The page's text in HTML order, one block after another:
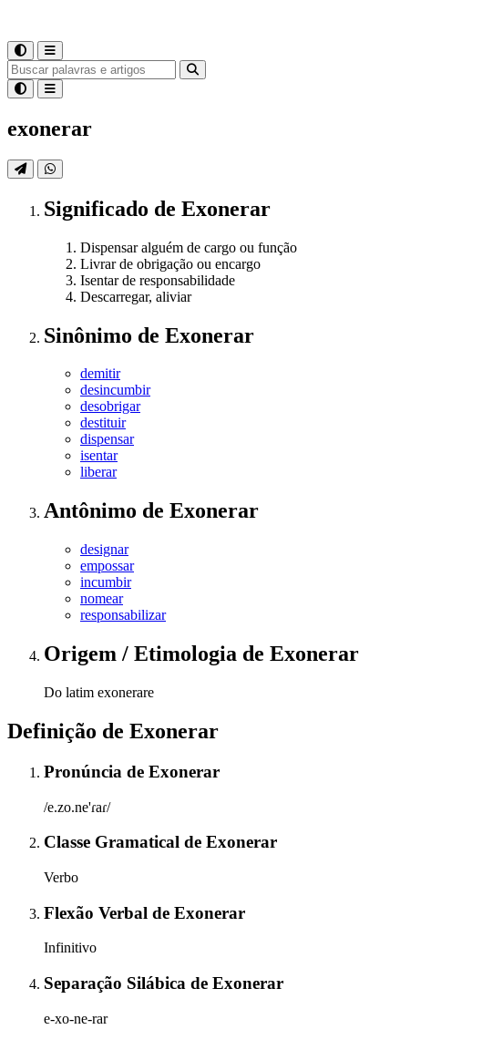
exonerar
Significado de Exonerar
Dispensar alguém de cargo ou função
Livrar de obrigação ou encargo
Isentar de responsabilidade
Descarregar, aliviar
Sinônimo de Exonerar
demitir
desincumbir
desobrigar
destituir
dispensar
isentar
liberar
Antônimo de Exonerar
designar
empossar
incumbir
nomear
responsabilizar
Origem / Etimologia de Exonerar
Do latim exonerare
Definição de Exonerar
Pronúncia de Exonerar
/e.zo.ne'ɾaɾ/
Classe Gramatical de Exonerar
Verbo
Flexão Verbal de Exonerar
Infinitivo
Separação Silábica de Exonerar
e-xo-ne-rar